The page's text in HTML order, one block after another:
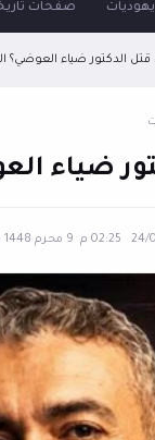
يهوديات صفحات
ضياء
م 9 محرم 1448 هـ